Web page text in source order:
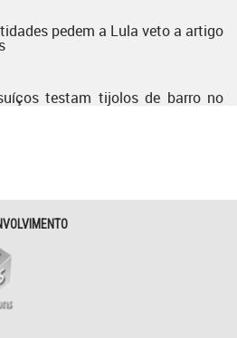
pedem a Lula veto a artigo
testam tijolos de barro no